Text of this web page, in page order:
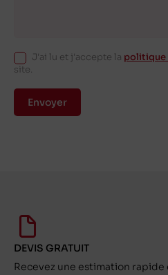
J'ai lu et j'accepte la politique
site.
Envoyer
DEVIS GRATUIT
Recevez une estimation rapide